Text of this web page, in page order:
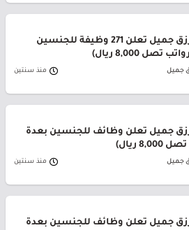
شركة باب رزق جميل تعلن 271 وظيفة للجنسين
8,000 ريال)
جميل منذ سنتين
جميل تعلن وظائف للجنسين بعدة
ريال)
جميل منذ سنتين
جميل تعلن وظائف للجنسين بعدة